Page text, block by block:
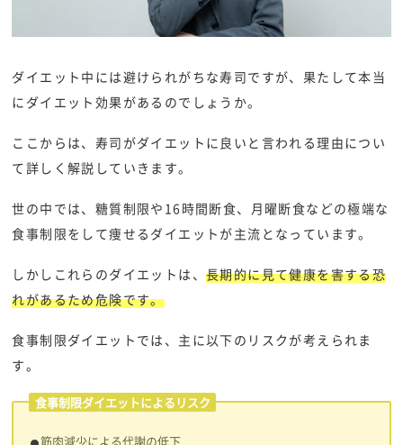
ダイエット中には避けられがちな寿司ですが、果たして本当
にダイエット効果があるのでしょうか。
ここからは、寿司がダイエットに良いと言われる理由につい
て詳しく解説していきます。
世の中では、糖質制限や16時間断食、月曜断食などの極端な
食事制限をして痩せるダイエットが主流となっています。
しかしこれらのダイエットは、長期的に見て健康を害する恐
れがあるため危険です。
食事制限ダイエットでは、主に以下のリスクが考えられま
す。
食事制限ダイエットによるリスク
筋肉減少による代謝の低下